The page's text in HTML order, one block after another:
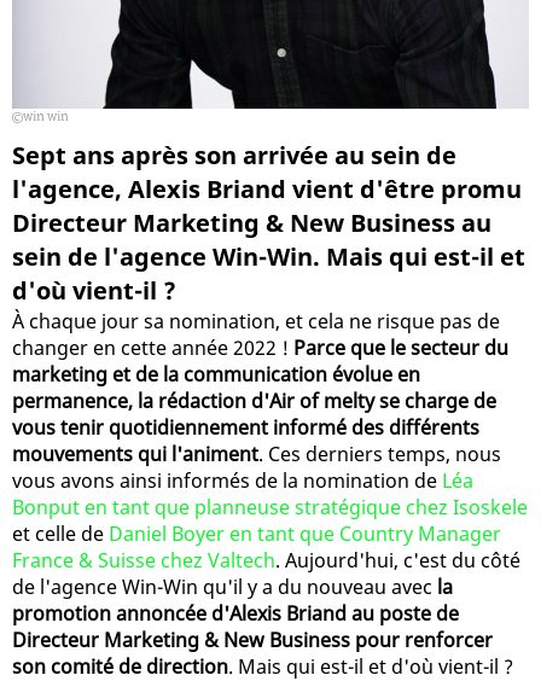
win win
Sept ans après son arrivée au sein de
l'agence, Alexis Briand vient d'être promu
Directeur Marketing & New Business au
sein de l'agence Win-Win. Mais qui est-il et
d'où vient-il ?
À chaque jour sa nomination, et cela ne risque pas de
changer en cette année 2022 ! Parce que le secteur du
marketing et de la communication évolue en
permanence, la rédaction d'Air of melty se charge de
vous tenir quotidiennement informé des différents
mouvements qui l'animent. Ces derniers temps, nous
vous avons ainsi informés de la nomination de Léa
Bonput en tant que planneuse stratégique chez Isoskele
et celle de Daniel Boyer en tant que Country Manager
France & Suisse chez Valtech. Aujourd'hui, c'est du côté
de l'agence Win-Win qu'il y a du nouveau avec la
promotion annoncée d'Alexis Briand au poste de
Directeur Marketing & New Business pour renforcer
son comité de direction. Mais qui est-il et d'où vient-il ?